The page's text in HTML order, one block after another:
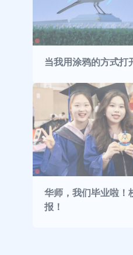
当我用涂鸦的方式
华师，我们毕业啦！
报！